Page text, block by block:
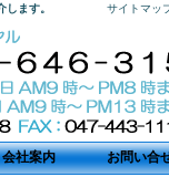
ます。 サイトマッ
会社案内 お問い合